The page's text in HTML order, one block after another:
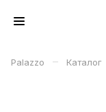
Palazzo – Каталог